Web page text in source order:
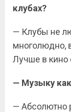
клубах?
— Клубы не
многолюдно,
Лучше в кино
— Музыку
— Абсолютно